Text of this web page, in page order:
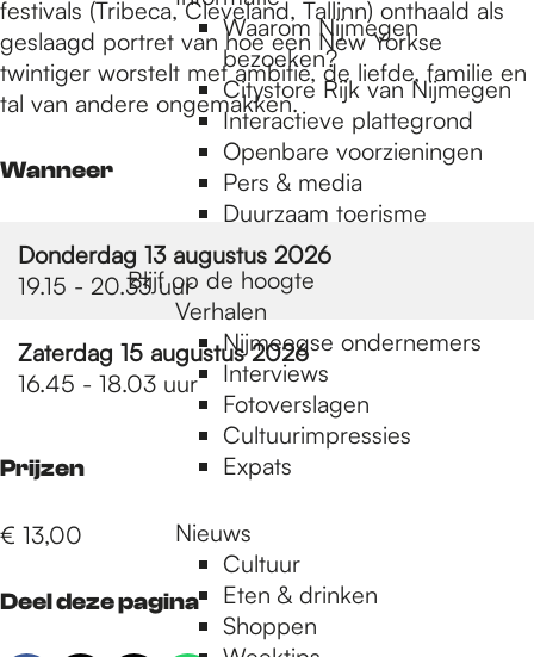
Waarom Nijmegen
bezoeken?
Citystore Rijk van Nijmegen
Interactieve plattegrond
Openbare voorzieningen
Pers & media
Duurzaam toerisme
Blijf op de hoogte
Verhalen
Nijmeegse ondernemers
Interviews
Fotoverslagen
Cultuurimpressies
Expats
Nieuws
Cultuur
Eten & drinken
Shoppen
festivals (Tribeca, Cleveland, Tallinn) onthaald als
geslaagd portret van hoe een New Yorkse
twintiger worstelt met ambitie, de liefde, familie en
tal van andere ongemakken.
Wanneer
Donderdag 13 augustus 2026
19.15 - 20.33 uur
Zaterdag 15 augustus 2026
16.45 - 18.03 uur
Prijzen
€ 13,00
Deel deze pagina